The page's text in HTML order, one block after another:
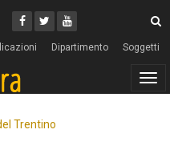
Facebook
Twitter
Youtube
Dipartimento Soggetti
Trentino